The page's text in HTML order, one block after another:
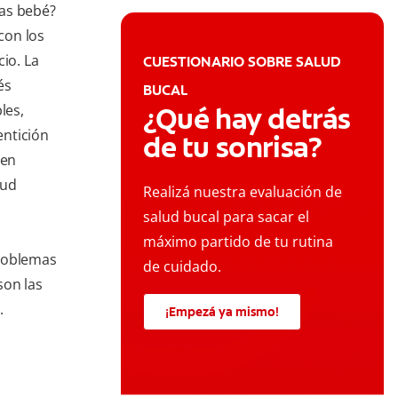
bebé?
los
La
las
CUESTIONARIO SOBRE SALUD
BUCAL
¿Qué hay detrás
de tu sonrisa?
Realizá nuestra evaluación de
salud bucal para sacar el
máximo partido de tu rutina
de cuidado.
¡Empezá ya mismo!